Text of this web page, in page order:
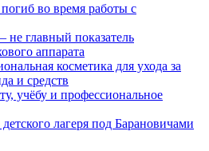
во время работы с
главный показатель
аппарата
косметика для ухода за
и средств
учёбу и профессиональное
лагеря под Барановичами